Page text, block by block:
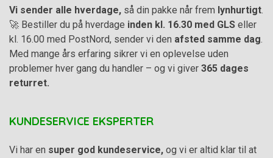
Vi sender alle hverdage, så din pakke når frem lynhurtigt.
🚀 Bestiller du på hverdage inden kl. 16.30 med GLS eller
kl. 16.00 med PostNord, sender vi den afsted samme dag.
Med mange års erfaring sikrer vi en oplevelse uden
problemer hver gang du handler – og vi giver 365 dages
returret.
KUNDESERVICE EKSPERTER
Vi har en super god kundeservice, og vi er altid klar til at